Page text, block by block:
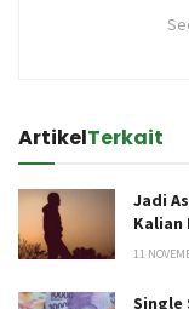
ArtikelTerkait
Jadi
Kalian
11
Single